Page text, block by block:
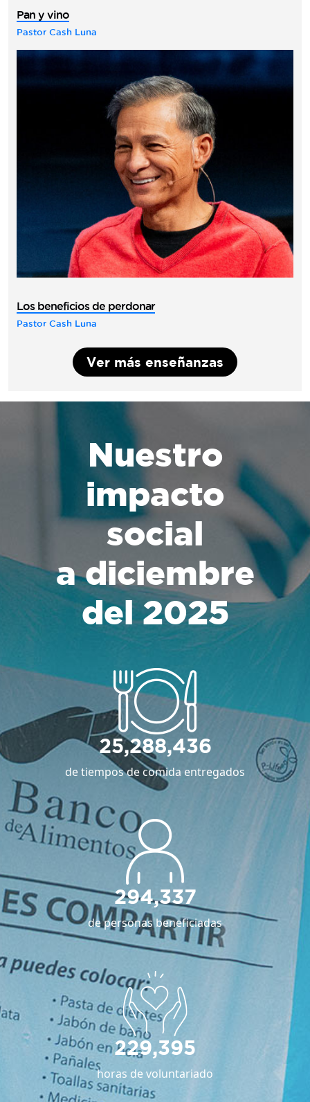
Pan y vino
Pastor Cash Luna
Los beneficios de perdonar
Pastor Cash Luna
Ver más enseñanzas
Nuestro
impacto
social
a diciembre
del 2025
25,288,436
de tiempos de comida entregados
294,337
de personas beneficiadas
229,395
horas de voluntariado